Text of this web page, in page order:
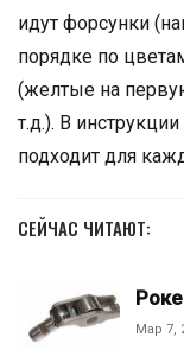
идут форсунки
порядке по
(желтые на
т.д.). В
подходит для
СЕЙЧАС ЧИТАЮТ:
Мар 7,